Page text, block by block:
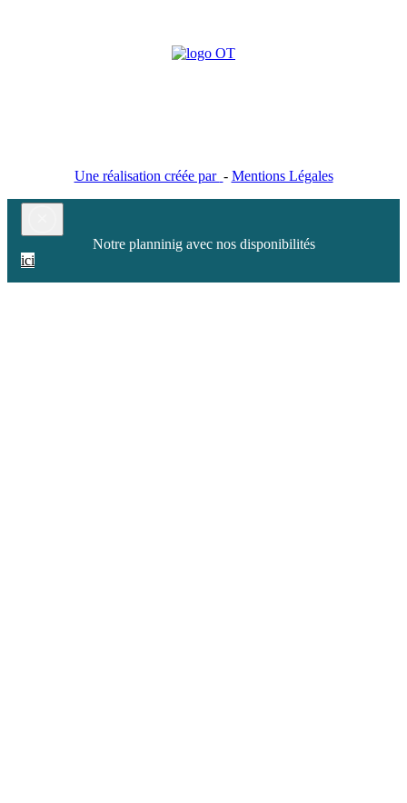
Une réalisation créée par - Mentions Légales
Notre planninig avec nos disponibilités
ici